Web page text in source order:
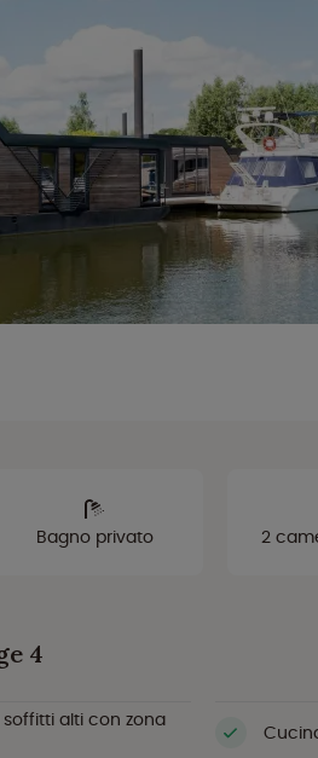
Bagno privato 2
4
alti con zona